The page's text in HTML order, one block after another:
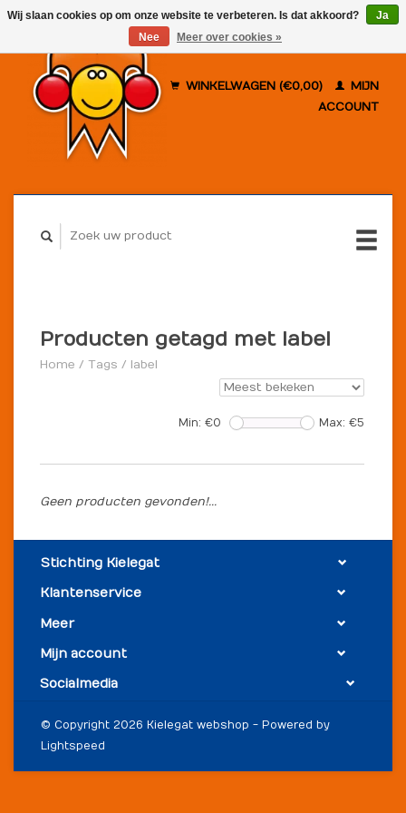
WINKELWAGEN (€0,00)
MIJN
ACCOUNT
Producten getagd met label
Home / Tags / label
Min: €0 Max: €5
Geen producten gevonden!...
Stichting Kielegat
Klantenservice
Meer
Mijn account
Socialmedia
© Copyright 2026 Kielegat webshop - Powered by
Lightspeed
Wij slaan cookies op om onze website te verbeteren. Is dat akkoord?
Ja
Nee
Meer over cookies »